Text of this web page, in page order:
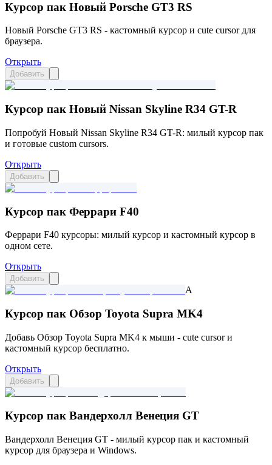
Курсор пак Новый Porsche GT3 RS
Новый Porsche GT3 RS - кастомный курсор и cute cursor для
браузера.
Открыть
Добавить
Курсор пак Новый Nissan Skyline R34 GT-R
Попробуй Новый Nissan Skyline R34 GT-R: милый курсор пак
и готовые custom cursors.
Открыть
Добавить
Курсор пак Феррари F40
Феррари F40 курсоры: милый курсор и кастомный курсор в
одном сете.
Открыть
Добавить
A
Курсор пак Обзор Toyota Supra MK4
Добавь Обзор Toyota Supra MK4 к мыши - cute cursor и
кастомный курсор бесплатно.
Открыть
Добавить
Курсор пак Вандерхолл Венеция GT
Вандерхолл Венеция GT - милый курсор пак и кастомный
курсор для браузера и Windows.